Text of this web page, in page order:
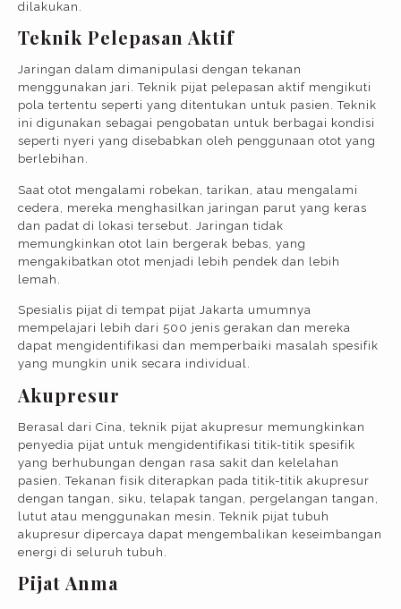
dilakukan.
Teknik Pelepasan Aktif
Jaringan dalam dimanipulasi dengan tekanan
menggunakan jari. Teknik pijat pelepasan aktif mengikuti
pola tertentu seperti yang ditentukan untuk pasien. Teknik
ini digunakan sebagai pengobatan untuk berbagai kondisi
seperti nyeri yang disebabkan oleh penggunaan otot yang
berlebihan.
Saat otot mengalami robekan, tarikan, atau mengalami
cedera, mereka menghasilkan jaringan parut yang keras
dan padat di lokasi tersebut. Jaringan tidak
memungkinkan otot lain bergerak bebas, yang
mengakibatkan otot menjadi lebih pendek dan lebih
lemah.
Spesialis pijat di tempat pijat Jakarta umumnya
mempelajari lebih dari 500 jenis gerakan dan mereka
dapat mengidentifikasi dan memperbaiki masalah spesifik
yang mungkin unik secara individual.
Akupresur
Berasal dari Cina, teknik pijat akupresur memungkinkan
penyedia pijat untuk mengidentifikasi titik-titik spesifik
yang berhubungan dengan rasa sakit dan kelelahan
pasien. Tekanan fisik diterapkan pada titik-titik akupresur
dengan tangan, siku, telapak tangan, pergelangan tangan,
lutut atau menggunakan mesin. Teknik pijat tubuh
akupresur dipercaya dapat mengembalikan keseimbangan
energi di seluruh tubuh.
Pijat Anma